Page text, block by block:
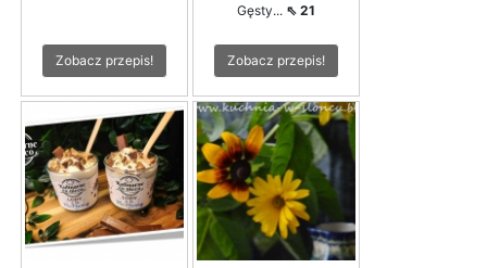
Zobacz przepis!
Gęsty... ⇖ 21
Zobacz przepis!